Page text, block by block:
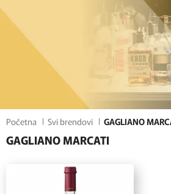
Početna Svi brendovi GAGLIANO
GAGLIANO MARCATI